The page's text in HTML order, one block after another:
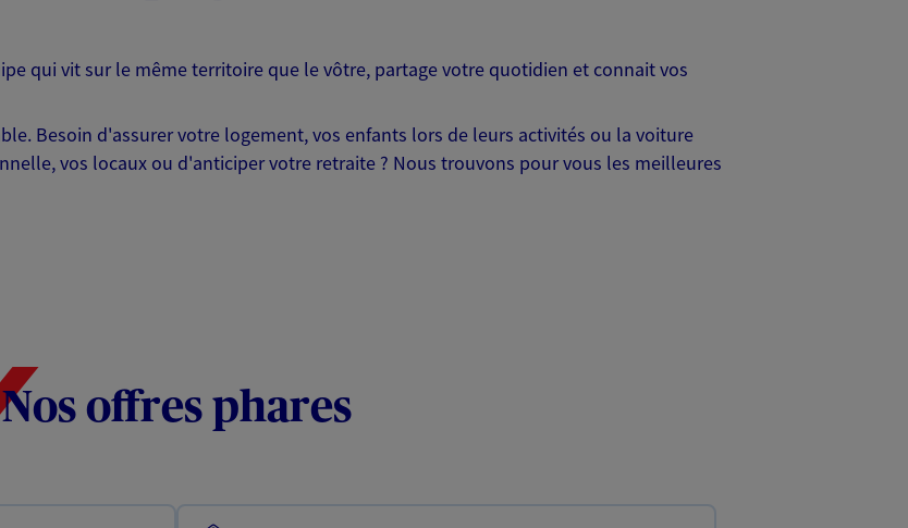
qui vit sur le même territoire que le vôtre, partage votre quotidien et connait vos
Besoin d'assurer votre logement, vos enfants lors de leurs activités ou la voiture
vos locaux ou d'anticiper votre retraite ? Nous trouvons pour vous les meilleures
Nos offres phares